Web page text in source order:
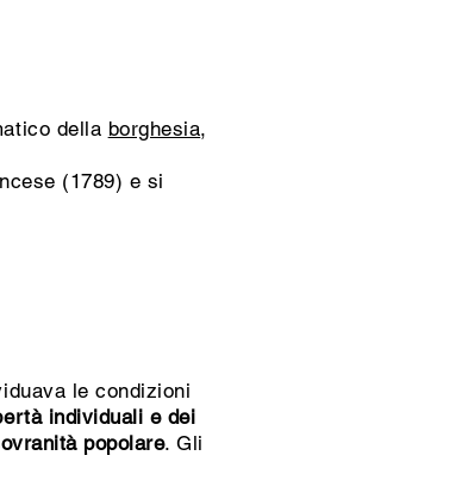
della borghesia,
(1789) e si
le condizioni
individuali e dei
popolare. Gli